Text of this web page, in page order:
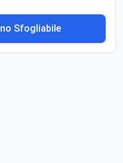
Sfogliabile